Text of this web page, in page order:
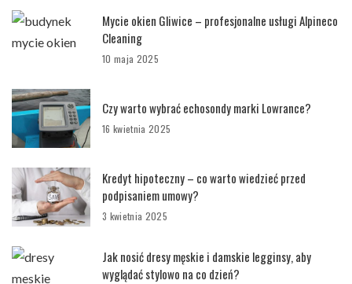
Mycie okien Gliwice – profesjonalne usługi Alpineco
Cleaning
10 maja 2025
Czy warto wybrać echosondy marki Lowrance?
16 kwietnia 2025
Kredyt hipoteczny – co warto wiedzieć przed
podpisaniem umowy?
3 kwietnia 2025
Jak nosić dresy męskie i damskie legginsy, aby
wyglądać stylowo na co dzień?